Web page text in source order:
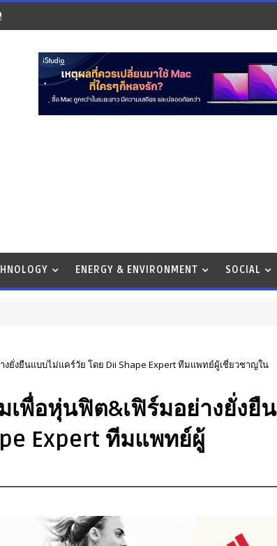
ENERGY & ENVIRONMENT SOCIAL
ยั่งยืนแบบไม่แคร์วัย โดย Dii Shape Expert ทีมแพทย์ผู้เชี่ยวชาญใน
พื่อหุ่นฟิต&เฟิร์มอย่างยั่งยืน
Expert ทีมแพทย์ผู้